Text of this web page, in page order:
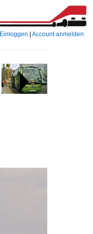
Einloggen Account anmelden